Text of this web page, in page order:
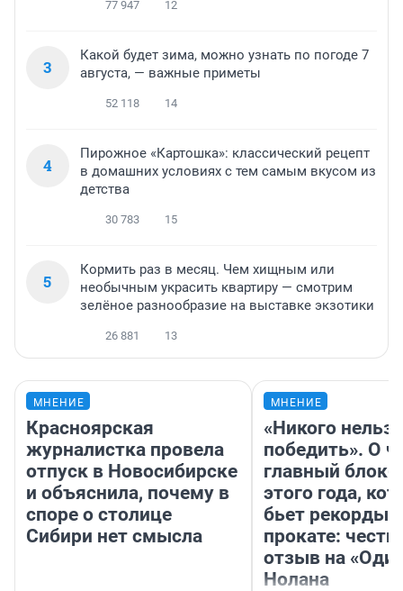
77 947 12
3
Какой будет зима, можно узнать по погоде 7
августа, — важные приметы
52 118 14
4
Пирожное «Картошка»: классический рецепт
в домашних условиях с тем самым вкусом из
детства
30 783 15
5
Кормить раз в месяц. Чем хищным или
необычным украсить квартиру — смотрим
зелёное разнообразие на выставке экзотики
26 881 13
МНЕНИЕ
Красноярская
журналистка провела
отпуск в Новосибирске
и объяснила, почему в
споре о столице
Сибири нет смысла
МНЕНИЕ
«Никого нельзя
победить». О
главный
этого года,
бьет рекорды в
прокате:
отзыв на
Нолана